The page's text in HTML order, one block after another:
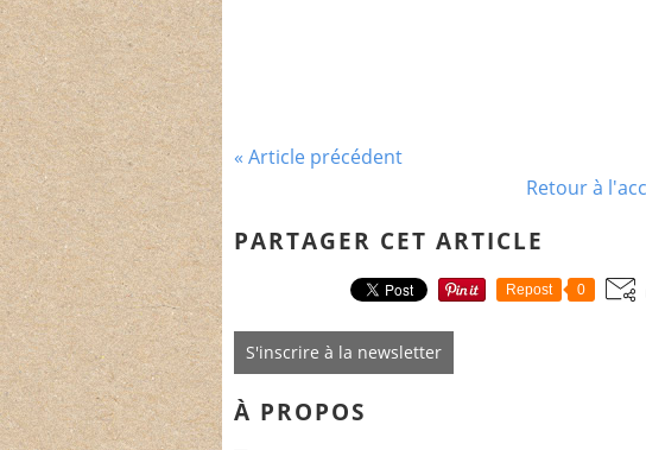
« Article précédent
Retour à
PARTAGER CET ARTICLE
Repost 0
S'inscrire à la newsletter
À PROPOS